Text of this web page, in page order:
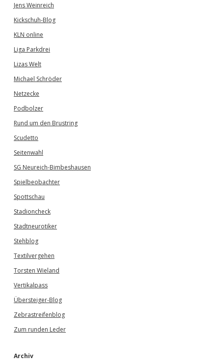
Jens Weinreich
Kickschuh-Blog
KLN online
Liga Parkdrei
Lizas Welt
Michael Schröder
Netzecke
Podbolzer
Rund um den Brustring
Scudetto
Seitenwahl
SG Neureich-Bimbeshausen
Spielbeobachter
Spottschau
Stadioncheck
Stadtneurotiker
Stehblog
Textilvergehen
Torsten Wieland
Vertikalpass
Übersteiger-Blog
Zebrastreifenblog
Zum runden Leder
Archiv